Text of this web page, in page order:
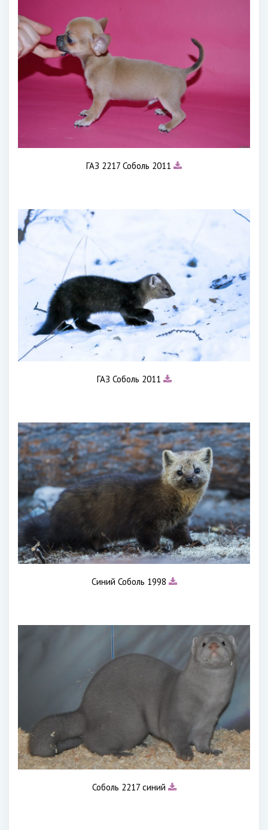
ГАЗ 2217 Соболь 2011
ГАЗ Соболь 2011
Синий Соболь 1998
Соболь 2217 синий